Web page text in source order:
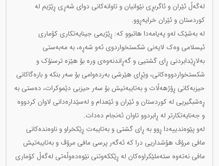
لەگەڵ ئێران و ئاگربڕی نێوانیان و تاوانەکانی دوای شەڕی ڕێژیم لە
کوردستان و ئێران خرایەڕوو.
لە بەشێک لەو پەیامەدا هاتبوو کە: ڕێژیمی جینایەتکاری کۆماری
ئیسلامی وەک لایەنی شکستخواردوی ئەو شەڕە، بە مەبەستی
بەلاڕێدابردنی ڕای گشتیی و گەڕاندنەوەی ورە بۆ هێزە ترسنۆک و
شکستخواردووەکانی، وێڕای هێرشی بەردەوامی بۆ سەر بنکە و بارەگاکانی
حیزبەکانی ڕۆژهەڵات و بەتایبەتیش بۆ سەر حیزبی دێموکرات، دەستی بە
ڕەشبگیریی لە کوردستان و ئێران و ئێعدام و لەسێدارەدانی لاوان کردووە
و جەنایەتکارتر لە ڕابردوو تاوان ئەنجام دەدات.
لەو پێوەندییەدا ڕوو بە ڕای گشتی و بەتایبەت ڕێکخراو و ناوەندەکانی
مافی مرۆڤ هۆشداریی درا کە ئەگەر پرسی مافی مرۆڤ و بەتایبەتیش
مافی نەتەوە ستەملێکراوەکان لە ڕێککەوتنی نێوەدەوڵەتی لەگەڵ کۆماری